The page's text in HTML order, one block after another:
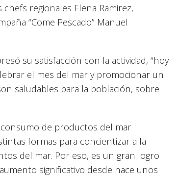
regionales Elena Ramirez,
“Come Pescado” Manuel
su satisfacción con la actividad, “hoy
el mes del mar y promocionar un
saludables para la población, sobre
de productos del mar
formas para concientizar a la
del mar. Por eso, es un gran logro
significativo desde hace unos